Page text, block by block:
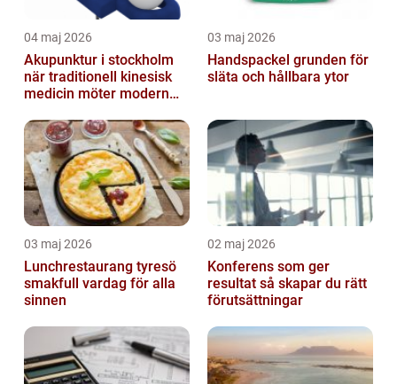
04 maj 2026
Akupunktur i stockholm
när traditionell kinesisk
medicin möter modern
03 maj 2026
Handspackel grunden för
släta och hållbara ytor
03 maj 2026
Lunchrestaurang tyresö
smakfull vardag för alla
sinnen
02 maj 2026
Konferens som ger
resultat så skapar du rätt
förutsättningar